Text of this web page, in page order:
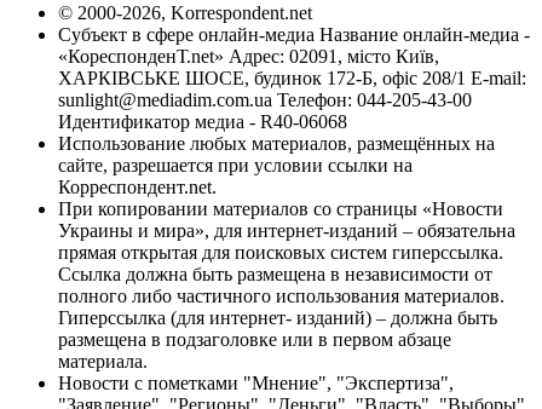
© 2000-2026, Korrespondent.net
Субъект в сфере онлайн-медиа Название онлайн-медиа -
«КореспонденТ.net» Адрес: 02091, місто Київ,
ХАРКІВСЬКЕ ШОСЕ, будинок 172-Б, офіс 208/1 E-mail:
sunlight@mediadim.com.ua Телефон: 044-205-43-00
Идентификатор медиа - R40-06068
Использование любых материалов, размещённых на
сайте, разрешается при условии ссылки на
Корреспондент.net.
При копировании материалов со страницы «Новости
Украины и мира», для интернет-изданий – обязательна
прямая открытая для поисковых систем гиперссылка.
Ссылка должна быть размещена в независимости от
полного либо частичного использования материалов.
Гиперссылка (для интернет- изданий) – должна быть
размещена в подзаголовке или в первом абзаце
материала.
Новости с пометками "Мнение", "Экспертиза",
"Заявление", "Регионы", "Деньги", "Власть", "Выборы",